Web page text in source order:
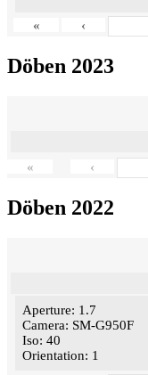
« ‹
Döben 2023
« ‹
Döben 2022
Aperture: 1.7
Camera: SM-G950F
Iso: 40
Orientation: 1